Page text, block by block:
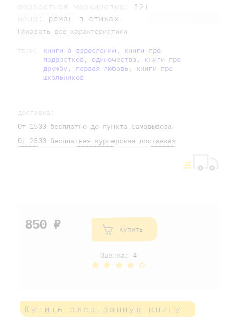
возрастная маркировка: 12+
жанр: роман в стихах
Показать все характеристики
теги: книги о взрослении , книги про
подростков , одиночество, книги про
дружбу, первая любовь , книги про
школьников
доставка:
От 1500 бесплатно до пункта самовывоза
От 2500 бесплатная курьерская доставка*
850 ₽ Купить
Оценка: 4
Купить электронную книгу